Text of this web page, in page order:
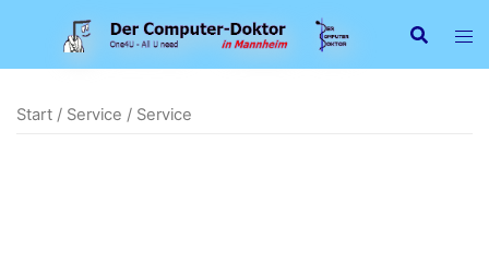
springen
Start / Service / Service